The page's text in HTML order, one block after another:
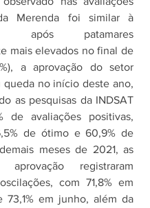
Merenda foi similar à
após patamares
mais elevados no final de
a aprovação do setor
queda no início deste ano,
as pesquisas da INDSAT
de avaliações positivas,
de ótimo e 60,9% de
meses de 2021, as
registraram
com 71,8% em
73,1% em junho, além da